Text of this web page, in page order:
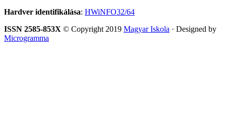
Hardver identifikálása: HWiNFO32/64
ISSN 2585-853X © Copyright 2019 Magyar Iskola · Designed by
Microgramma